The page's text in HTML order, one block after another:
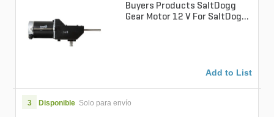
Buyers Products SaltDogg
Gear Motor 12 V For SaltDogg
Add to List
3 Disponible Solo para envío